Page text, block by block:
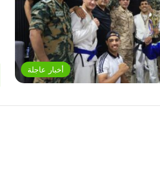
أخبار عاجلة